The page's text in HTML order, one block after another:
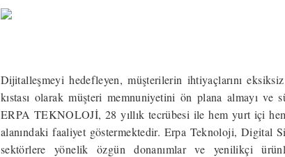
Dijitalleşmeyi hedefleyen, müşterilerin ihtiyaçlarını
kıstası olarak müşteri memnuniyetini ön plana almayı
ERPA TEKNOLOJİ, 28 yıllık tecrübesi ile hem yurt içi
alanındaki faaliyet göstermektedir. Erpa Teknoloji, Digital
sektörlere yönelik özgün donanımlar ve yenilikçi